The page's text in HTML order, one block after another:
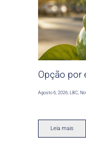
Opção por
Agosto 6, 2026,LBC,
Leia mais